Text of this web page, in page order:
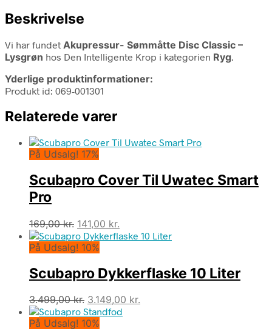
Beskrivelse
Vi har fundet Akupressur- Sømmåtte Disc Classic –
Lysgrøn hos Den Intelligente Krop i kategorien Ryg.
Yderlige produktinformationer:
Produkt id: 069-001301
Relaterede varer
På Udsalg! 17%
Scubapro Cover Til Uwatec Smart
Pro
169,00kr. Den
oprindelige
pris
169,00 kr..
141,00 kr.
aktuelle
141,00 kr..
På Udsalg! 10%
Scubapro Dykkerflaske 10 Liter
3.499,00kr. Den
oprindelige
pris
3.149,00 kr.
På Udsalg! 10%